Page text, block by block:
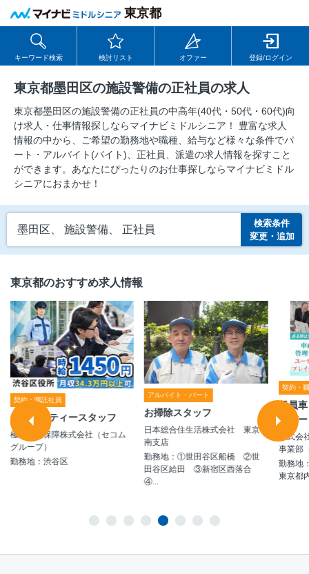
東京都
キーワード検索 検討リスト オファー 登録/ログイン
東京都墨田区の施設警備の正社員の求人
東京都墨田区の施設警備の正社員の中⾼年(40代・50代・60代)向
け求⼈・仕事情報探しならマイナビミドルシニア！ 豊富な求人
情報の中から、ご希望の勤務地や職種、給与など様々な条件でパ
ート・アルバイト(バイト)、正社員、派遣の求人情報を探すこと
ができます。あなたにぴったりのお仕事探しならマイナビミドル
シニアにおまかせ！
墨田区、 施設警備、 正社員
検索条件
変更・追加
東京都のおすすめ求人情報
契約・嘱託社員
セキュリティースタッフ
極東警備保障株式会社（セコム
グループ）
勤務地：渋谷区
アルバイト・パート
お掃除スタッフ
日本総合住生活株式会社 東京
南支店
勤務地：①世田谷区船橋 ②世
田谷区給田 ③新宿区西落合
④...
契約・
役員
イバー
株式
事業部
勤務地
東京都